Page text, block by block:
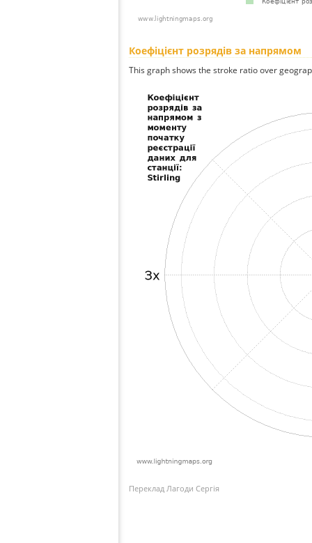
Коефіцієнт розрядів за напрямом
This graph shows the stroke ratio over
Переклад Лагоди Сергія